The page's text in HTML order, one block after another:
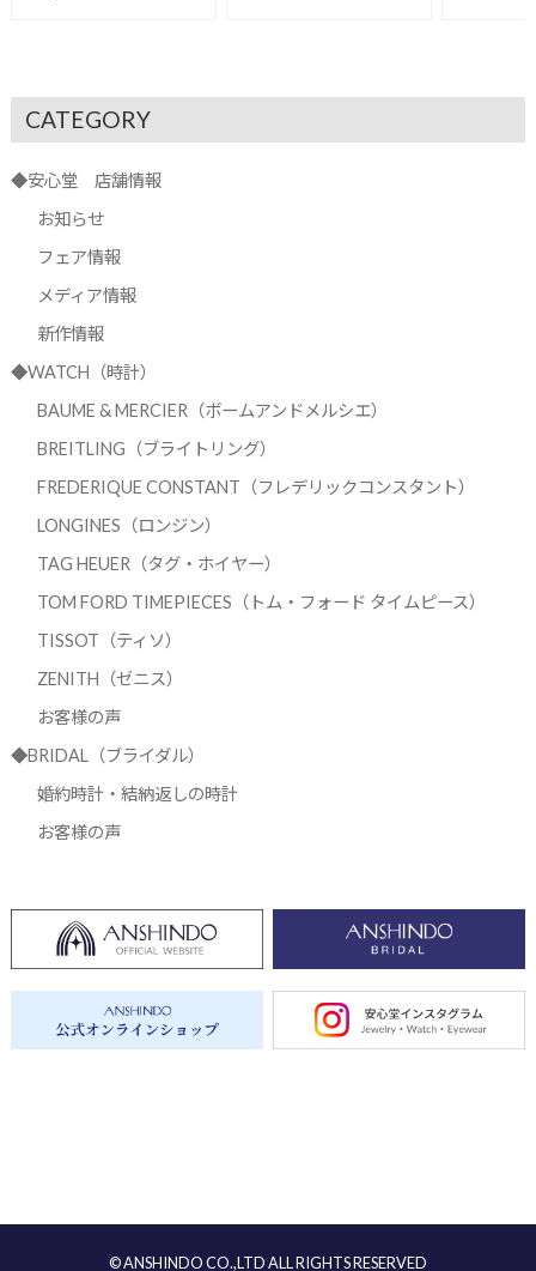
CATEGORY
◆安心堂 店舗情報
お知らせ
フェア情報
メディア情報
新作情報
◆WATCH（時計）
BAUME & MERCIER（ボームアンドメルシエ）
BREITLING（ブライトリング）
FREDERIQUE CONSTANT（フレデリックコンスタント）
LONGINES（ロンジン）
TAG HEUER（タグ・ホイヤー）
TOM FORD TIMEPIECES（トム・フォード タイムピース）
TISSOT（ティソ）
ZENITH（ゼニス）
お客様の声
◆BRIDAL（ブライダル）
婚約時計・結納返しの時計
お客様の声
© ANSHINDO CO.,LTD ALL RIGHTS RESERVED